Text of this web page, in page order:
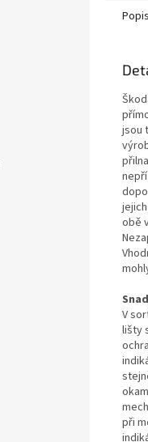
Popis
jsou
obě
S
V
lišty
při